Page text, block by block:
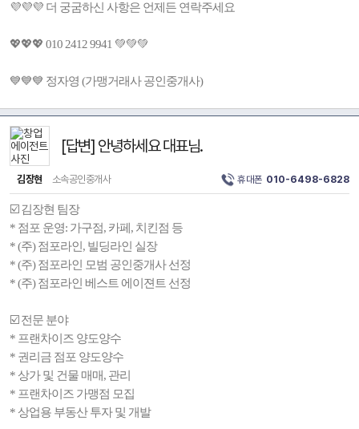
💜💜💜 더 궁굼하신 사항은 언제든 연락주세요
💖💖💖 010 2412 9941 💚💚💚
💙💙💙 정자영 (가맹거래사 공인중개사)
[답변] 안녕하세요 대표님.
김장현 소속공인중개사 휴대폰 010-6498-6828
☑️ 김장현 팀장
* 점포 운영: 가구점, 카페, 치킨점 등
* (주) 점포라인, 빌딩라인 실장
* (주) 점포라인 모범 공인중개사 선정
* (주) 점포라인 베스트 에이젼트 선정
☑️ 전문 분야
* 프랜차이즈 양도양수
* 권리금 점포 양도양수
* 상가 및 건물 매매, 관리
* 프랜차이즈 가맹점 모집
* 상업용 부동산 투자 및 개발